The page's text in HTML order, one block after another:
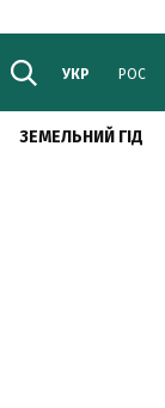
УКР РОС
ЗЕМЕЛЬНИЙ ГІД